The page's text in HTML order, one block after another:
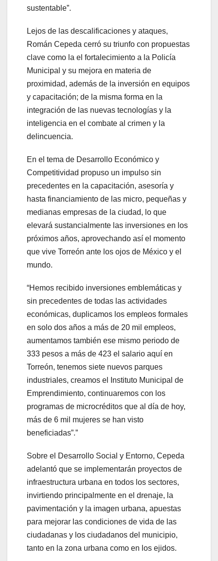
sustentable”.
Lejos de las descalificaciones y ataques,
Román Cepeda cerró su triunfo con propuestas
clave como la el fortalecimiento a la Policía
Municipal y su mejora en materia de
proximidad, además de la inversión en equipos
y capacitación; de la misma forma en la
integración de las nuevas tecnologías y la
inteligencia en el combate al crimen y la
delincuencia.
En el tema de Desarrollo Económico y
Competitividad propuso un impulso sin
precedentes en la capacitación, asesoría y
hasta financiamiento de las micro, pequeñas y
medianas empresas de la ciudad, lo que
elevará sustancialmente las inversiones en los
próximos años, aprovechando así el momento
que vive Torreón ante los ojos de México y el
mundo.
“Hemos recibido inversiones emblemáticas y
sin precedentes de todas las actividades
económicas, duplicamos los empleos formales
en solo dos años a más de 20 mil empleos,
aumentamos también ese mismo periodo de
333 pesos a más de 423 el salario aquí en
Torreón, tenemos siete nuevos parques
industriales, creamos el Instituto Municipal de
Emprendimiento, continuaremos con los
programas de microcréditos que al día de hoy,
más de 6 mil mujeres se han visto
beneficiadas”.”
Sobre el Desarrollo Social y Entorno, Cepeda
adelantó que se implementarán proyectos de
infraestructura urbana en todos los sectores,
invirtiendo principalmente en el drenaje, la
pavimentación y la imagen urbana, apuestas
para mejorar las condiciones de vida de las
ciudadanas y los ciudadanos del municipio,
tanto en la zona urbana como en los ejidos.